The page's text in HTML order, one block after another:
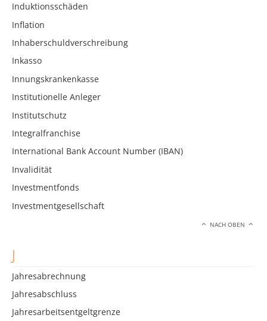
Induktionsschäden
Inflation
Inhaberschuldverschreibung
Inkasso
Innungskrankenkasse
Institutionelle Anleger
Institutschutz
Integralfranchise
International Bank Account Number (IBAN)
Invalidität
Investmentfonds
Investmentgesellschaft
NACH OBEN
J
Jahresabrechnung
Jahresabschluss
Jahresarbeitsentgeltgrenze